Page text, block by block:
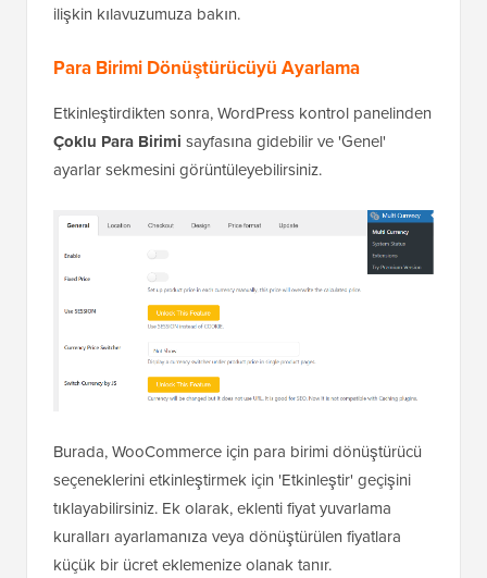
ilişkin kılavuzumuza bakın.
Para Birimi Dönüştürücüyü Ayarlama
Etkinleştirdikten sonra, WordPress kontrol panelinden
Çoklu Para Birimi sayfasına gidebilir ve 'Genel'
ayarlar sekmesini görüntüleyebilirsiniz.
Burada, WooCommerce için para birimi dönüştürücü
seçeneklerini etkinleştirmek için 'Etkinleştir' geçişini
tıklayabilirsiniz. Ek olarak, eklenti fiyat yuvarlama
kuralları ayarlamanıza veya dönüştürülen fiyatlara
küçük bir ücret eklemenize olanak tanır.